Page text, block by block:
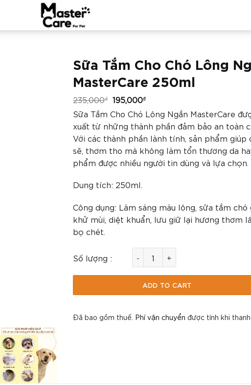
Sữa Tắm Cho Chó Lông
MasterCare 250ml
235,000₫ 195,000₫
Sữa Tắm Cho Chó Lông Ngắn MasterCare
xuất từ những thành phần đảm bảo an toàn
Với các thành phần lành tính, sản phẩm giúp
sẽ, thơm tho mà không làm tổn thương da
phẩm được nhiều người tin dùng và lựa chọn.
Dung tích: 250ml.
Công dụng: Làm sáng màu lông, sữa tắm chó
khử mùi, diệt khuẩn, lưu giữ lại hương thơm
bọ chét.
Số lượng :
ADD TO CART
Đã bao gồm thuế. Phí vận chuyển được tính khi thanh